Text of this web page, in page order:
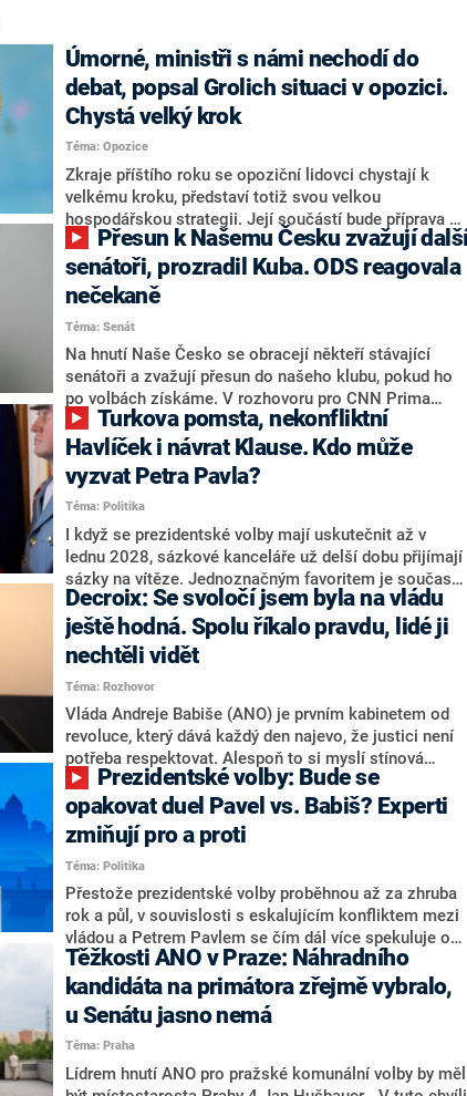
Úmorné, ministři s námi nechodí do
debat, popsal Grolich situaci v opozici.
Chystá velký krok
Téma: Opozice
Zkraje příštího roku se opoziční lidovci chystají k
velkému kroku, představí totiž svou velkou
hospodářskou strategii. Její součástí bude příprava na
stárnutí populace, řekl ve středu na setkání s novináři
nový předseda lidovců Jan Grolich. Ten zároveň v
senátních volbách kandiduje ve Vyškově. Popsal i
aktivitu opozice, o níž vládní strany nebo političtí
komentátoři mluví jako o slabé a v defenzivě. „Je to
úmorná práce upozorňovat na chyby vlády. Ministři s
námi navíc nechodí do debat. Chceme ale ukazovat
svoje témata,“ odpověděl Grolich na dotaz CNN Prima
NEWS.
senátoři, prozradil Kuba. ODS reagovala
nečekaně
Téma: Senát
Na hnutí Naše Česko se obracejí někteří stávající
senátoři a zvažují přesun do našeho klubu, pokud ho
po volbách získáme. V rozhovoru pro CNN Prima
NEWS to řekl zakladatel hnutí a jihočeský hejtman
Martin Kuba. Konkrétní nebyl, ale získat by takto mohl
například senátora Zdeňka Hrabu, který je dnes
součástí klubu ODS a TOP 09. Hraba to na dotaz
redakce nevyloučil. Předseda klubu senátorů ODS
Zdeněk Nytra redakci řekl, že počítá s odchodem
některých senátorů z klubu a že Naše Česko není
nepřítel, ale soupeř.
Havlíček i návrat Klause. Kdo může
vyzvat Petra Pavla?
Téma: Politika
I když se prezidentské volby mají uskutečnit až v
lednu 2028, sázkové kanceláře už delší dobu přijímají
sázky na vítěze. Jednoznačným favoritem je současná
hlava státu Petr Pavel. Daleko za ním pak bookmakeři
zmiňují dva výrazné politiky ANO, tedy premiéra
Andreje Babiše a ministra průmyslu Karla Havlíčka.
Oblíbeným tipem samotných sázkařů je poslanec za
Motoristy Filip Turek. Politolog Jan Kubáček nicméně
o případné kandidatuře kohokoliv ze zmíněné trojice
značně pochybuje. Podle něj současná koalice dosud
nemá osobu, která by Pavlovi mohla konkurovat.
Decroix: Se svoločí jsem byla na vládu
ještě hodná. Spolu říkalo pravdu, lidé ji
nechtěli vidět
Téma: Rozhovor
Vláda Andreje Babiše (ANO) je prvním kabinetem od
revoluce, který dává každý den najevo, že justici není
potřeba respektovat. Alespoň to si myslí stínová
ministryně spravedlnosti ODS Eva Decroix. V
rozhovoru pro CNN Prima NEWS si nebrala servítky
ohledně politického výkonu svého nástupce Jeronýma
Tejce (za ANO) či vládní zmocněnkyně pro lidská
práva Taťány Malé (ANO). Označením „svoloč“ na
adresu vlády prý byla ještě hodná. Decroix se také
vrátila k volební porážce koalice Spolu či promluvila o
hnutí Naše Česko Martina Kuby.
opakovat duel Pavel vs. Babiš? Experti
zmiňují pro a proti
Téma: Politika
Přestože prezidentské volby proběhnou až za zhruba
rok a půl, v souvislosti s eskalujícím konfliktem mezi
vládou a Petrem Pavlem se čím dál více spekuluje o
tom, koho by do bitvy o Hrad mohla vyslat současná
koalice. Někteří političtí komentátoři znovu vytahují
jméno premiéra Andreje Babiše (ANO). Jak moc je
pravděpodobné, že se v prezidentských volbách 2028
bude znovu opakovat souboj z roku 2023?
Těžkosti ANO v Praze: Náhradního
kandidáta na primátora zřejmě vybralo,
u Senátu jasno nemá
Téma: Praha
Lídrem hnutí ANO pro pražské komunální volby by měl